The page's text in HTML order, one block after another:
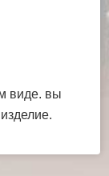
виде. вы